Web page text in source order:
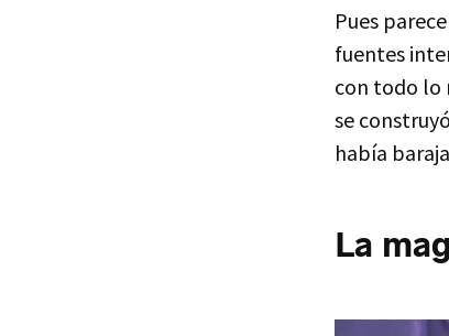
Pues
fuentes
con todo lo
se
había
La